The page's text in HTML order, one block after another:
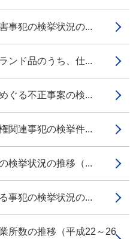
事犯の検挙状況の...
ンド品のうち、仕...
ぐる不正事案の検...
関連事犯の検挙件...
検挙状況の推移（...
事犯の検挙状況の...
所数の推移（平成22～26